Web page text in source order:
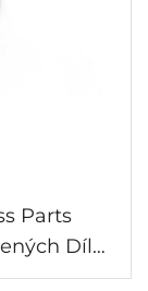
Parts
Dílů